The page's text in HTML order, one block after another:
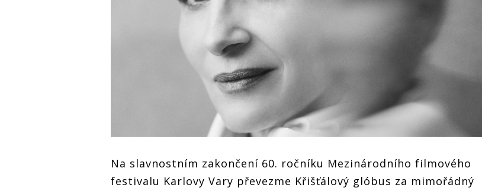
Na slavnostním zakončení 60. ročníku Mezinárodního filmového
festivalu Karlovy Vary převezme Křišťálový glóbus za mimořádný